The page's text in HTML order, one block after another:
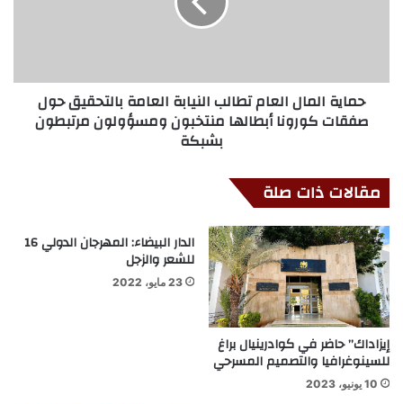
حماية المال العام تطالب النيابة العامة بالتحقيق حول
صفقات كورونا أبطالها منتخبون ومسؤولون مرتبطون
بشبكة
مقالات ذات صلة
إيزاداك” حاضر في كوادرينيال براغ
للسينوغرافيا والتصميم المسرحي
10 يونيو، 2023
الدار البيضاء: المهرجان الدولي 16
للشعر والزجل
23 مايو، 2022